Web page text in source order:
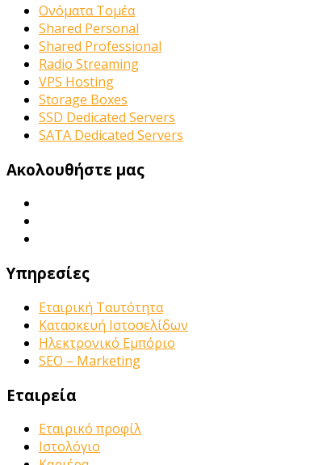
Ονόματα Τομέα
Shared Personal
Shared Professional
Radio Streaming
VPS Hosting
Storage Boxes
SSD Dedicated Servers
SATA Dedicated Servers
Ακολουθήστε μας
Υπηρεσίες
Εταιρική Ταυτότητα
Κατασκευή Ιστοσελίδων
Ηλεκτρονικό Εμπόριο
SEO – Marketing
Εταιρεία
Εταιρικό προφίλ
Ιστολόγιο